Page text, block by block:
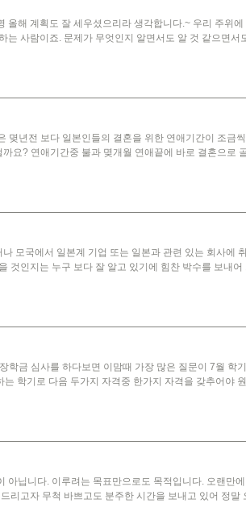
해 계획도 잘 세우셨으리라 생각합니다.~ 우리 주위
는 사람이죠. 문제가 무엇인지 알면서도 알 것 같으면
몆년전 보다 일본인들의 결혼을 위한 연애기간이 조금
요? 연애기간중 불과 몆개월 연애끝에 바로 결혼으로
모국에서 일본계 기업 또는 일본과 관련 있는 회사에
것인지는 누구 보다 잘 알고 있기에 힘찬 박수를 보내
금 심사를 하다보면 이맘때 가장 많은 질문이 7월 학
학기로 다음 두가지 자격중 한가지 자격을 갖추어야
아닙니다. 이루려는 목표만으로도 목적입니다. 오랜만
리고자 무척 바쁘고도 분주한 시간을 보내고 있어 정